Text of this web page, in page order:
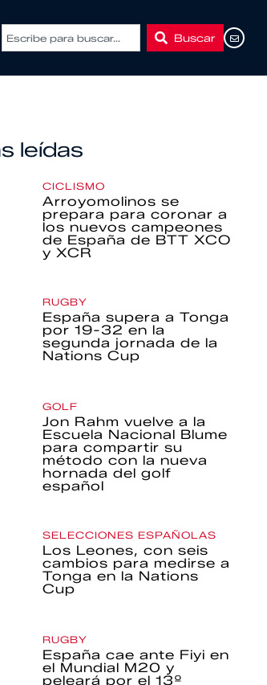
Buscar
leídas
CICLISMO
Arroyomolinos se
prepara para coronar a
los nuevos campeones
de España de BTT XCO
y XCR
RUGBY
España supera a Tonga
por 19-32 en la
segunda jornada de la
Nations Cup
GOLF
Jon Rahm vuelve a la
Escuela Nacional Blume
para compartir su
método con la nueva
hornada del golf
español
SELECCIONES ESPAÑOLAS
Los Leones, con seis
cambios para medirse a
Tonga en la Nations
Cup
RUGBY
España cae ante Fiyi en
el Mundial M20 y
peleará por el 13º